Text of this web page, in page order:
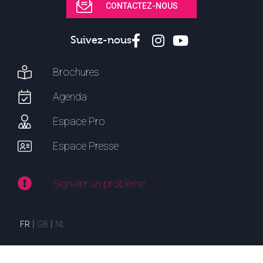
CONTACTEZ-NOUS
Suivez-nous
Brochures
Agenda
Espace Pro
Espace Presse
Signaler un problème
FR GB NL